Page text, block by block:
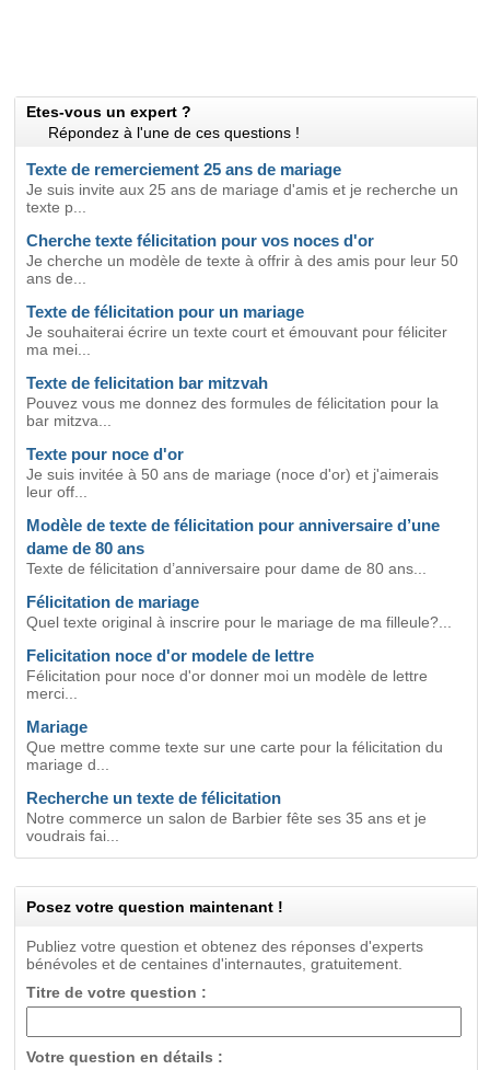
Etes-vous un expert ?
Répondez à l'une de ces questions !
Texte de remerciement 25 ans de mariage
Je suis invite aux 25 ans de mariage d'amis et je recherche un
texte p...
Cherche texte félicitation pour vos noces d'or
Je cherche un modèle de texte à offrir à des amis pour leur 50
ans de...
Texte de félicitation pour un mariage
Je souhaiterai écrire un texte court et émouvant pour féliciter
ma mei...
Texte de felicitation bar mitzvah
Pouvez vous me donnez des formules de félicitation pour la
bar mitzva...
Texte pour noce d'or
Je suis invitée à 50 ans de mariage (noce d'or) et j'aimerais
leur off...
Modèle de texte de félicitation pour anniversaire d’une
dame de 80 ans
Texte de félicitation d’anniversaire pour dame de 80 ans...
Félicitation de mariage
Quel texte original à inscrire pour le mariage de ma filleule?...
Felicitation noce d'or modele de lettre
Félicitation pour noce d'or donner moi un modèle de lettre
merci...
Mariage
Que mettre comme texte sur une carte pour la félicitation du
mariage d...
Recherche un texte de félicitation
Notre commerce un salon de Barbier fête ses 35 ans et je
voudrais fai...
Posez votre question maintenant !
Publiez votre question et obtenez des réponses d'experts
bénévoles et de centaines d'internautes, gratuitement.
Titre de votre question :
Votre question en détails :